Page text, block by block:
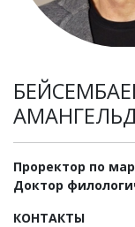
Проректор по
Доктор
КОНТАКТЫ